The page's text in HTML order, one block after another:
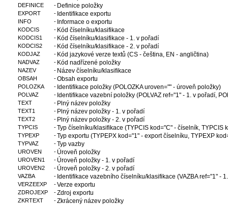
DEFINICE - Definice položky
EXPORT - Identifikace exportu
INFO - Informace o exportu
KODCIS - Kód číselníku/klasifikace
KODCIS1 - Kód číselníku/klasifikace - 1. v pořadí
KODCIS2 - Kód číselníku/klasifikace - 2. v pořadí
KODJAZ - Kód jazykové verze textů (CS - čeština, EN - angličtina)
NADVAZ - Kód nadřízené položky
NAZEV - Název číselníku/klasifikace
OBSAH - Obsah exportu
POLOZKA - Identifikace položky (POLOZKA uroven="" - úroveň položky)
POLVAZ - Identifikace vazební položky (POLVAZ ref="1" - 1. v pořadí,
TEXT - Plný název položky
TEXT1 - Plný název položky - 1. v pořadí
TEXT2 - Plný název položky - 2. v pořadí
TYPCIS - Typ číselníku/klasifikace (TYPCIS kod="C" - číselník, TYPCIS
TYPEXP - Typ exportu (TYPEPX kod="1" - export číselníku, TYPEXP
TYPVAZ - Typ vazby
UROVEN - Úroveň položky
UROVEN1 - Úroveň položky - 1. v pořadí
UROVEN2 - Úroveň položky - 2. v pořadí
VAZBA - Identifikace vazebního číselníku/klasifikace (VAZBA ref="1" -
VERZEEXP - Verze exportu
ZDROJEXP - Zdroj exportu
ZKRTEXT - Zkrácený název položky